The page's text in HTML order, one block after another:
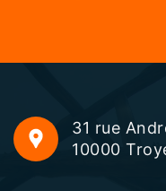
31 rue
10000